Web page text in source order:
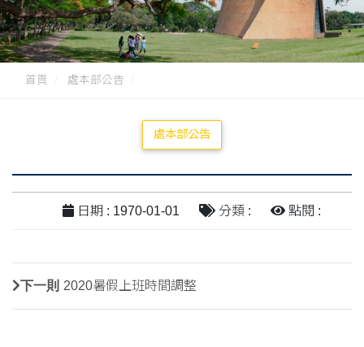
首頁 處本部公告
處本部公告
日期 : 1970-01-01 分類 : 點閱 :
下一則 2020暑假上班時間調整